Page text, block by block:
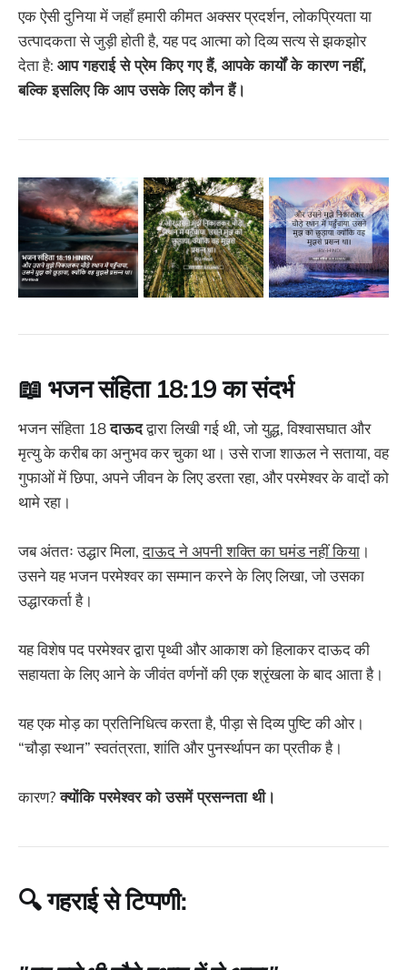
एक ऐसी दुनिया में जहाँ हमारी कीमत अक्सर प्रदर्शन, लोकप्रियता या
उत्पादकता से जुड़ी होती है, यह पद आत्मा को दिव्य सत्य से झकझोर
देता है: आप गहराई से प्रेम किए गए हैं, आपके कार्यों के कारण नहीं,
बल्कि इसलिए कि आप उसके लिए कौन हैं।
📖 भजन संहिता 18:19 का संदर्भ
भजन संहिता 18दाऊदद्वारा लिखी गई थी, जो युद्ध, विश्वासघात और
मृत्यु के करीब का अनुभव कर चुका था। उसे राजा शाऊल ने सताया, वह
गुफाओं में छिपा, अपने जीवन के लिए डरता रहा, और परमेश्वर के वादों को
थामे रहा।
जब अंततः उद्धार मिला,दाऊद ने अपनी शक्ति का घमंड नहीं किया ।
उसने यह भजन परमेश्वर का सम्मान करने के लिए लिखा, जो उसका
उद्धारकर्ता है।
यह विशेष पद परमेश्वर द्वारा पृथ्वी और आकाश को हिलाकर दाऊद की
सहायता के लिए आने के जीवंत वर्णनों की एक श्रृंखला के बाद आता है।
यह एक मोड़ का प्रतिनिधित्व करता है, पीड़ा से दिव्य पुष्टि की ओर।
“चौड़ा स्थान” स्वतंत्रता, शांति और पुनर्स्थापन का प्रतीक है।
कारण?क्योंकि परमेश्वर को उसमें प्रसन्नता थी।
🔍 गहराई से टिप्पणी: